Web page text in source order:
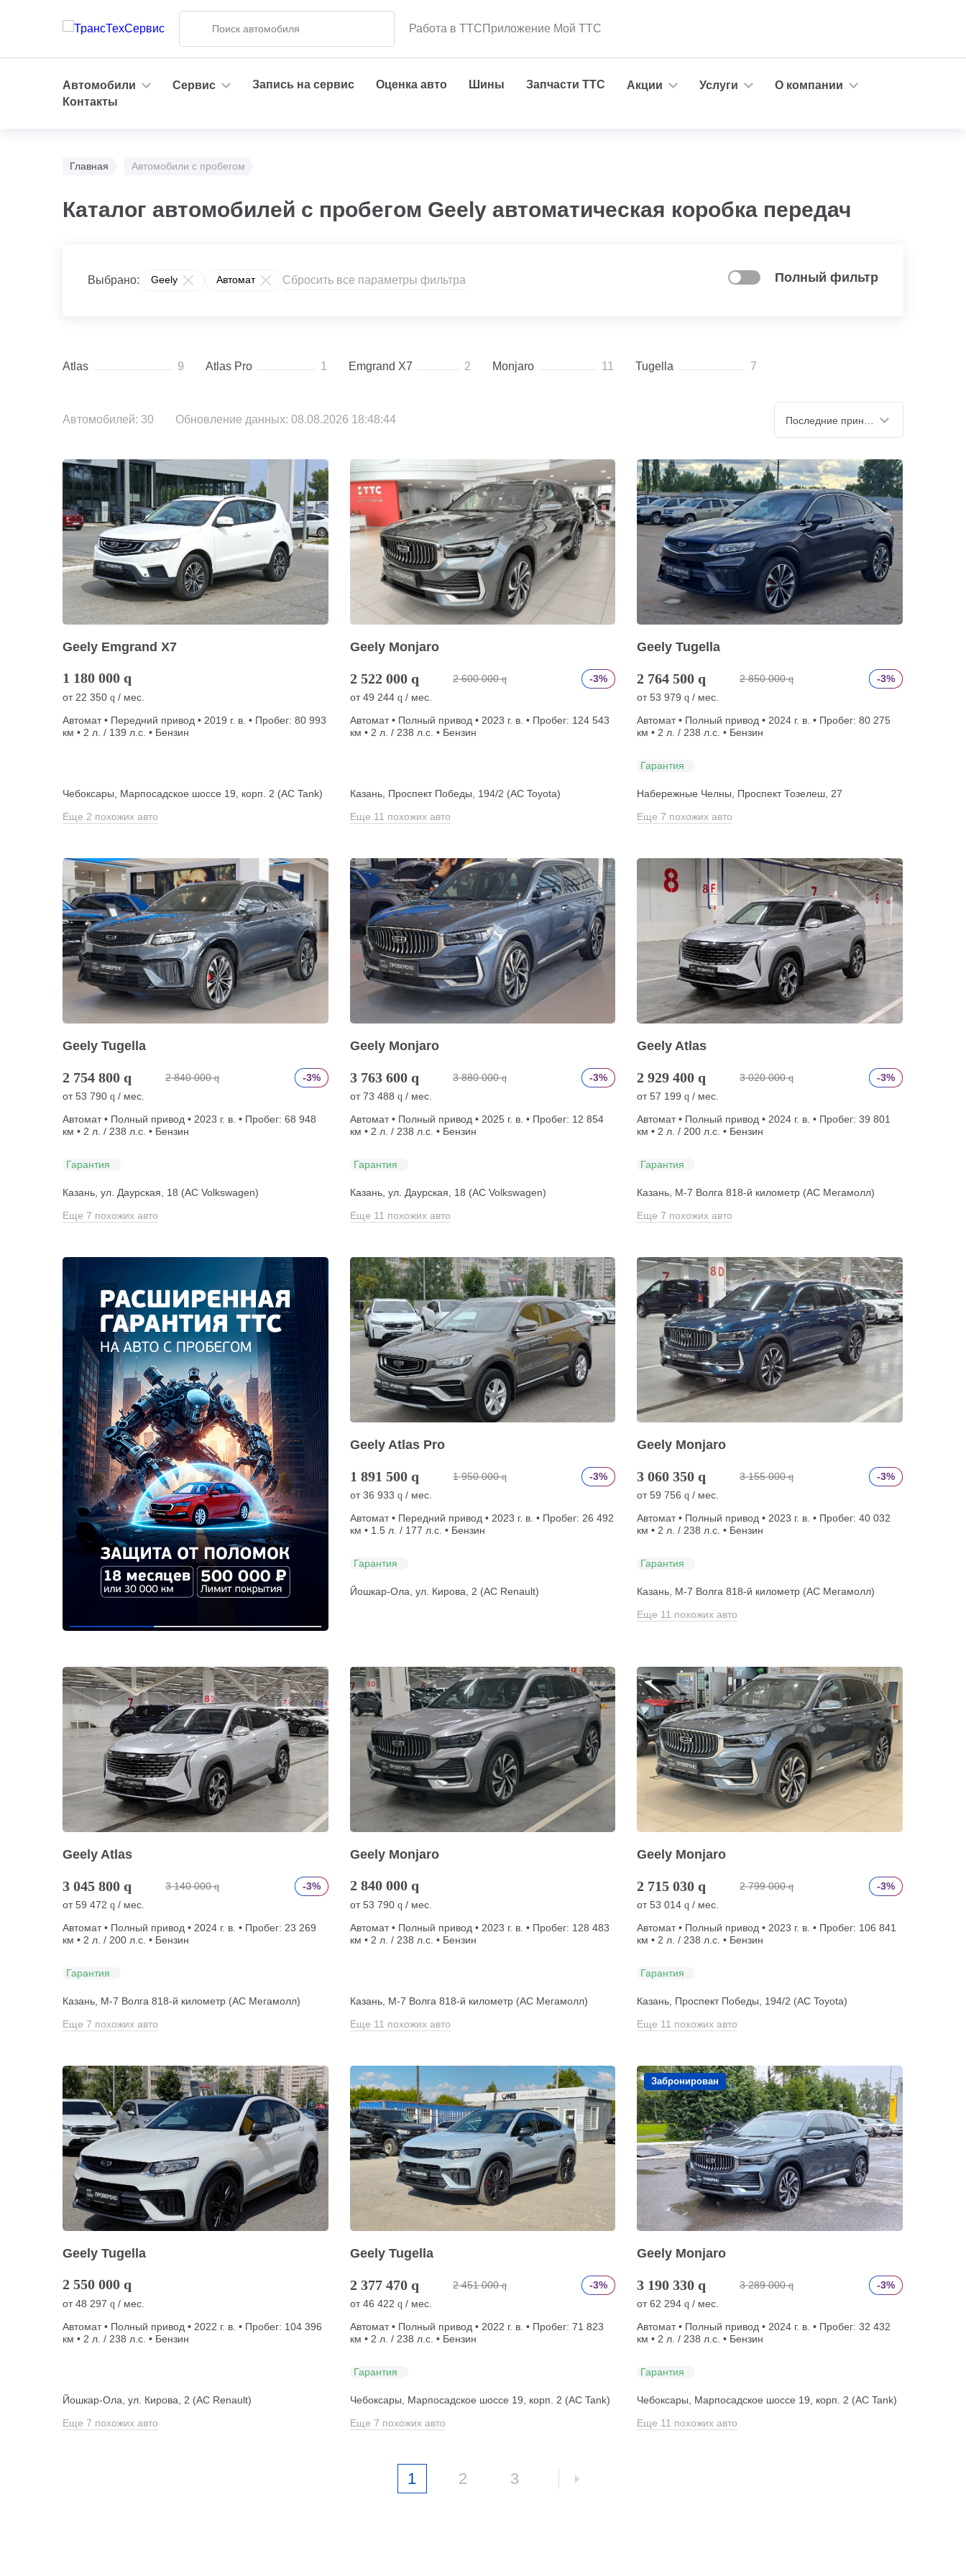
Работа в ТТСПриложение Мой ТТС
Автомобили Сервис Запись на сервис Оценка авто Шины Запчасти ТТС Акции Услуги
О компании
Контакты
Главная Автомобили с пробегом
Каталог автомобилей с пробегом Geely автоматическая коробка передач
Выбрано: Geely Автомат Сбросить все параметры фильтра Полный фильтр
Atlas 9 Atlas Pro 1 Emgrand X7 2 Monjaro 11 Tugella 7
Автомобилей: 30 Обновление данных: 08.08.2026 18:48:44
Geely Emgrand X7
1 180 000 q
от 22 350 q / мес.
Автомат • Передний привод • 2019 г. в. • Пробег: 80 993
км • 2 л. / 139 л.с. • Бензин
Чебоксары, Марпосадское шоссе 19, корп. 2 (АС Tank)
Еще 2 похожих авто
Geely Monjaro
2 522 000 q 2 600 000 q
-3%
от49 244 q / мес.
Автомат • Полный привод • 2023 г. в. • Пробег: 124 543
км • 2 л. / 238 л.с. • Бензин
Казань, Проспект Победы, 194/2 (АС Toyota)
Еще 11 похожих авто
Geely Tugella
2 764 500 q 2 850 000 q
-3%
от53 979 q / мес.
Автомат • Полный привод • 2024 г. в. • Пробег: 80 275
км • 2 л. / 238 л.с. • Бензин
Гарантия
Набережные Челны, Проспект Тозелеш, 27
Еще 7 похожих авто
Geely Tugella
2 754 800 q 2 840 000 q
-3%
от53 790 q / мес.
Автомат • Полный привод • 2023 г. в. • Пробег: 68 948
км • 2 л. / 238 л.с. • Бензин
Гарантия
Казань, ул. Даурская, 18 (АС Volkswagen)
Еще 7 похожих авто
Geely Monjaro
3 763 600 q 3 880 000 q
-3%
от73 488 q / мес.
Автомат • Полный привод • 2025 г. в. • Пробег: 12 854
км • 2 л. / 238 л.с. • Бензин
Гарантия
Казань, ул. Даурская, 18 (АС Volkswagen)
Еще 11 похожих авто
Geely Atlas
2 929 400 q 3 020 000 q
-3%
от57 199 q / мес.
Автомат • Полный привод • 2024 г. в. • Пробег: 39 801
км • 2 л. / 200 л.с. • Бензин
Гарантия
Казань, М-7 Волга 818-й километр (АС Мегамолл)
Еще 7 похожих авто
Geely Atlas Pro
1 891 500 q 1 950 000 q
-3%
от36 933 q / мес.
Автомат • Передний привод • 2023 г. в. • Пробег: 26 492
км • 1.5 л. / 177 л.с. • Бензин
Гарантия
Йошкар-Ола, ул. Кирова, 2 (АС Renault)
Geely Monjaro
3 060 350 q 3 155 000 q
-3%
от59 756 q / мес.
Автомат • Полный привод • 2023 г. в. • Пробег: 40 032
км • 2 л. / 238 л.с. • Бензин
Гарантия
Казань, М-7 Волга 818-й километр (АС Мегамолл)
Еще 11 похожих авто
Geely Atlas
3 045 800 q 3 140 000 q
-3%
от59 472 q / мес.
Автомат • Полный привод • 2024 г. в. • Пробег: 23 269
км • 2 л. / 200 л.с. • Бензин
Гарантия
Казань, М-7 Волга 818-й километр (АС Мегамолл)
Еще 7 похожих авто
Geely Monjaro
2 840 000 q
от53 790 q / мес.
Автомат • Полный привод • 2023 г. в. • Пробег: 128 483
км • 2 л. / 238 л.с. • Бензин
Казань, М-7 Волга 818-й километр (АС Мегамолл)
Еще 11 похожих авто
Geely Monjaro
2 715 030 q 2 799 000 q
-3%
от53 014 q / мес.
Автомат • Полный привод • 2023 г. в. • Пробег: 106 841
км • 2 л. / 238 л.с. • Бензин
Гарантия
Казань, Проспект Победы, 194/2 (АС Toyota)
Еще 11 похожих авто
Geely Tugella
2 550 000 q
от48 297 q / мес.
Автомат • Полный привод • 2022 г. в. • Пробег: 104 396
км • 2 л. / 238 л.с. • Бензин
Йошкар-Ола, ул. Кирова, 2 (АС Renault)
Еще 7 похожих авто
Geely Tugella
2 377 470 q 2 451 000 q
-3%
от46 422 q / мес.
Автомат • Полный привод • 2022 г. в. • Пробег: 71 823
км • 2 л. / 238 л.с. • Бензин
Гарантия
Чебоксары, Марпосадское шоссе 19, корп. 2 (АС Tank)
Еще 7 похожих авто
Забронирован
Geely Monjaro
3 190 330 q 3 289 000 q
-3%
от62 294 q / мес.
Автомат • Полный привод • 2024 г. в. • Пробег: 32 432
км • 2 л. / 238 л.с. • Бензин
Гарантия
Чебоксары, Марпосадское шоссе 19, корп. 2 (АС Tank)
Еще 11 похожих авто
1 2 3